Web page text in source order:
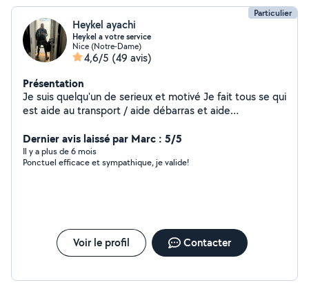
Particulier
Heykel ayachi
Heykel a votre service
Nice (Notre-Dame)
4,6/5 (49 avis)
Présentation
Je suis quelqu'un de serieux et motivé Je fait tous se qui
est aide au transport / aide débarras et aide
petite electricité et petite plomberie Montage et
démontage de meuble
Dernier avis laissé par Marc : 5/5
Il y a plus de 6 mois
Ponctuel efficace et sympathique, je valide!
Voir le profil Contacter